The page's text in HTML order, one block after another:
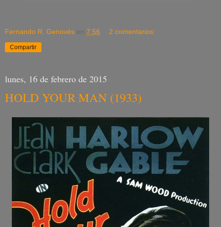
Fernando R. Genovés en 7:56 2 comentarios:
Compartir
lunes, 16 de febrero de 2015
HOLD YOUR MAN (1933)